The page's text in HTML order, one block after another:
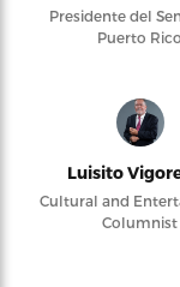
Presidente del
Puerto Rico
Luisito
Cultural and
Columnist